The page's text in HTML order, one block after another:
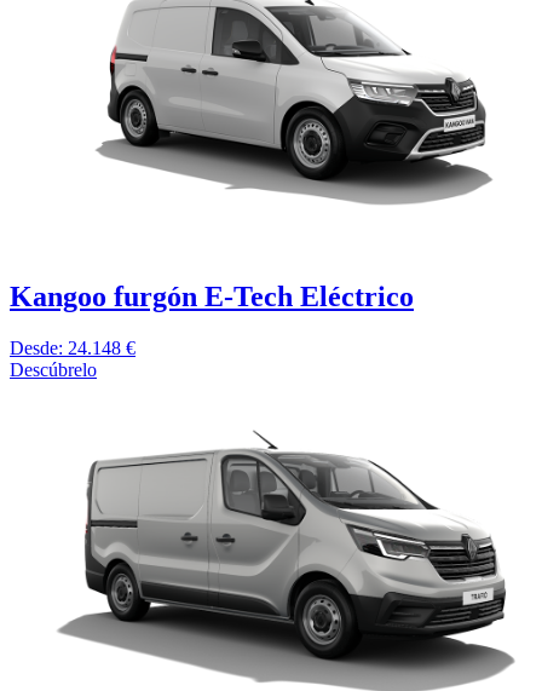
Kangoo furgón E-Tech Eléctrico
Desde: 24.148 €
Descúbrelo